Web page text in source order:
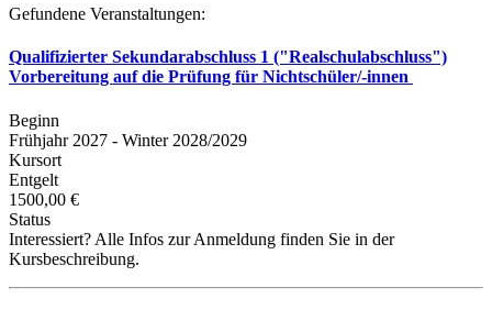
Gefundene Veranstaltungen:
Qualifizierter Sekundarabschluss 1 ("Realschulabschluss")
Vorbereitung auf die Prüfung für Nichtschüler/-innen
Beginn
Frühjahr 2027 - Winter 2028/2029
Kursort
Entgelt
1500,00 €
Status
Interessiert? Alle Infos zur Anmeldung finden Sie in der
Kursbeschreibung.